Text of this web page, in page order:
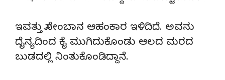
ಇವತ್ತು ಸೋಂಬಾನ ಆಹಂಕಾರ ಇಳಿದಿದೆ. ಅವನು
ದೈನ್ಯದಿಂದ ಕೈ ಮುಗಿದುಕೊಂಡು ಆಲದ ಮರದ
ಬುಡದಲ್ಲಿ ನಿಂತುಕೊಂಡಿದ್ದಾನೆ.